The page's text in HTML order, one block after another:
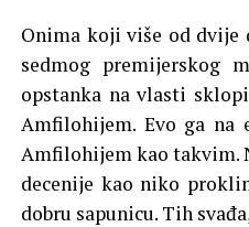
Onima koji više od dvije
sedmog premijerskog
opstanka na vlasti
Amfilohijem. Evo ga na
Amfilohijem kao takvim.
decenije kao niko
dobru sapunicu. Tih